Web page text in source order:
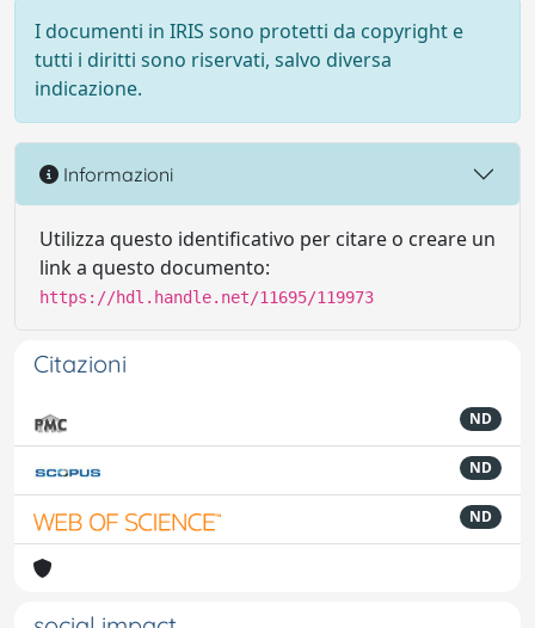
I documenti in IRIS sono protetti da copyright e
tutti i diritti sono riservati, salvo diversa
indicazione.
Informazioni
Utilizza questo identificativo per citare o creare un
link a questo documento:
https://hdl.handle.net/11695/119973
Citazioni
ND
ND
ND